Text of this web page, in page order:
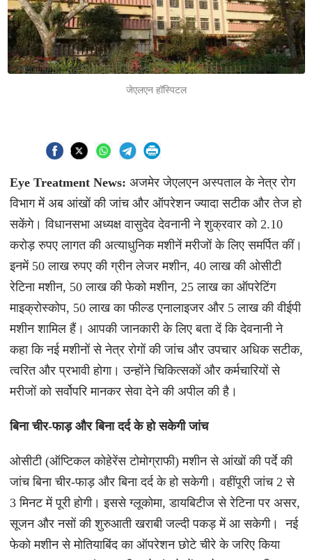
जेएलएन हॉस्पिटल
Eye Treatment News: अजमेर जेएलएन अस्पताल के नेत्र रोग
विभाग में अब आंखों की जांच और ऑपरेशन ज्यादा सटीक और तेज हो
सकेंगे। विधानसभा अध्यक्ष वासुदेव देवनानी ने शुक्रवार को 2.10
करोड़ रुपए लागत की अत्याधुनिक मशीनें मरीजों के लिए समर्पित कीं।
इनमें 50 लाख रुपए की ग्रीन लेजर मशीन, 40 लाख की ओसीटी
रेटिना मशीन, 50 लाख की फेको मशीन, 25 लाख का ऑपरेटिंग
माइक्रोस्कोप, 50 लाख का फील्ड एनालाइजर और 5 लाख की वीईपी
मशीन शामिल हैं। आपकी जानकारी के लिए बता दें कि देवनानी ने
कहा कि नई मशीनों से नेत्र रोगों की जांच और उपचार अधिक सटीक,
त्वरित और प्रभावी होगा। उन्होंने चिकित्सकों और कर्मचारियों से
मरीजों को सर्वोपरि मानकर सेवा देने की अपील की है।
बिना चीर-फाड़ और बिना दर्द के हो सकेगी जांच
ओसीटी (ऑप्टिकल कोहेरेंस टोमोग्राफी) मशीन से आंखों की पर्दे की
जांच बिना चीर-फाड़ और बिना दर्द के हो सकेगी। वहींपूरी जांच 2 से
3 मिनट में पूरी होगी। इससे ग्लूकोमा, डायबिटीज से रेटिना पर असर,
सूजन और नसों की शुरुआती खराबी जल्दी पकड़ में आ सकेगी। नई
फेको मशीन से मोतियाबिंद का ऑपरेशन छोटे चीरे के जरिए किया